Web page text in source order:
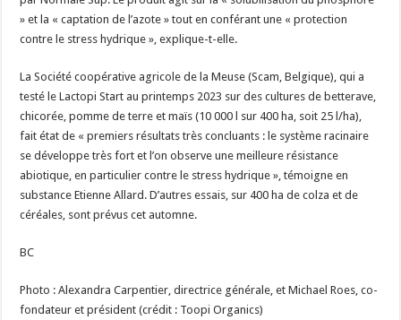
» et la « captation de l’azote » tout en conférant une « protection
contre le stress hydrique », explique-t-elle.
La Société coopérative agricole de la Meuse (Scam, Belgique), qui a
testé le Lactopi Start au printemps 2023 sur des cultures de betterave,
chicorée, pomme de terre et maïs (10 000 l sur 400 ha, soit 25 l/ha),
fait état de « premiers résultats très concluants : le système racinaire
se développe très fort et l’on observe une meilleure résistance
abiotique, en particulier contre le stress hydrique », témoigne en
substance Etienne Allard. D’autres essais, sur 400 ha de colza et de
céréales, sont prévus cet automne.
BC
Photo : Alexandra Carpentier, directrice générale, et Michael Roes, co-
fondateur et président (crédit : Toopi Organics)